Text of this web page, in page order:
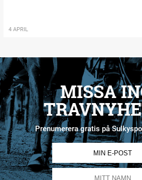
4 APRIL
MISSA
Prenumerera gratis på